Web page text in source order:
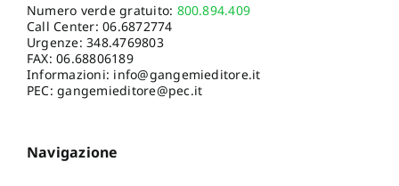
Numero verde gratuito: 800.894.409
Call Center:06.6872774
Urgenze:348.4769803
FAX: 06.68806189
Informazioni: info@gangemieditore.it
PEC: gangemieditore@pec.it
Navigazione